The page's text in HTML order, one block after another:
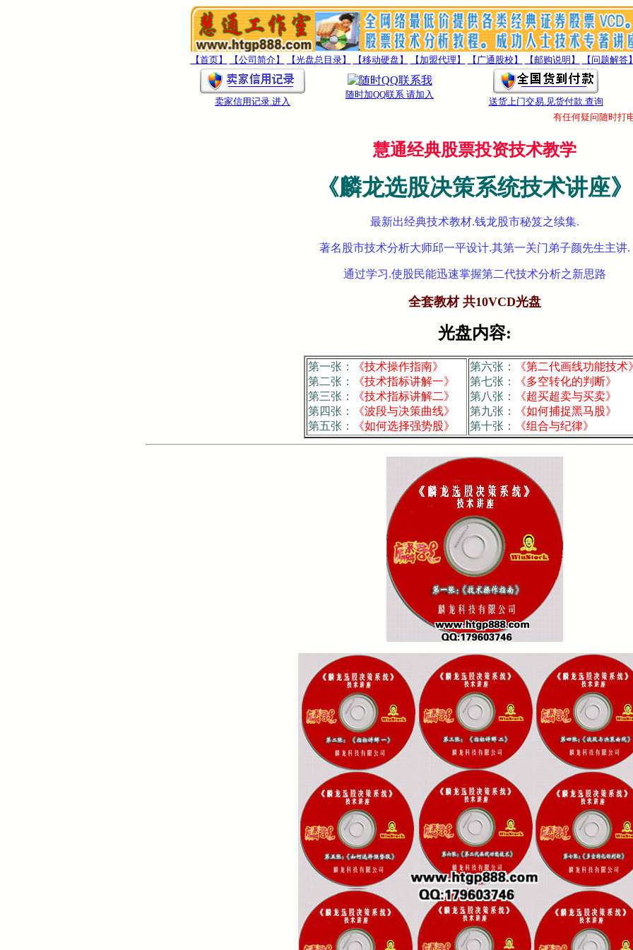
【首页】 【公司简介】 【光盘总目录】 【移动硬盘】 【加盟代理】 【广通股校】 【邮购说明】 【问题解答
卖家信用记录.进入
随时加QQ联系 请加入
送货上门交易.见货付款.查询
有任何疑问随时打
慧通经典股票投资技术教学
《麟龙选股决策系统技术讲座》
最新出经典技术教材.钱龙股市秘笈之续集.
著名股市技术分析大师邱一平设计.其第一关门弟子颜先生主讲.
通过学习.使股民能迅速掌握第二代技术分析之新思路
全套教材 共10VCD光盘
光盘内容:
第一张：
《技术操作指南》
第二张：
《技术指标讲解一》
第三张：
《技术指标讲解二》
第四张：
《波段与决策曲线》
第五张：
《如何选择强势股》
第六张：
《第二代画线功能技术
第七张：
《多空转化的判断》
第八张：
《超买超卖与买卖》
第九张：
《如何捕捉黑马股》
第十张：
《组合与纪律》